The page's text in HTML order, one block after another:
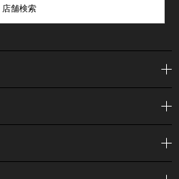
店舗検索